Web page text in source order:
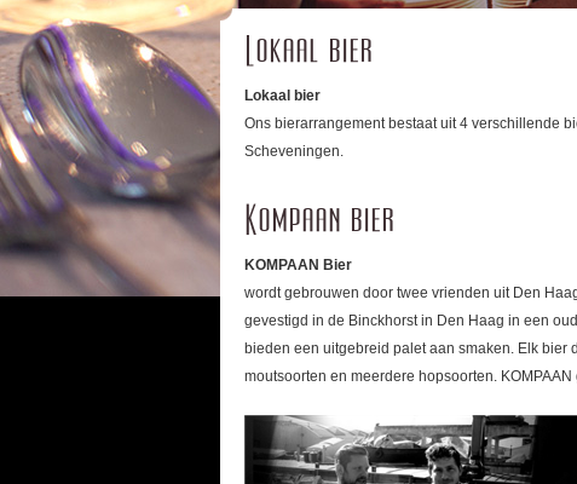
Lokaal bier
Lokaal bier
Ons bierarrangement bestaat uit 4 verschillende
Scheveningen.
Kompaan bier
KOMPAAN Bier
wordt gebrouwen door twee vrienden uit Den
gevestigd in de Binckhorst in Den Haag in een
bieden een uitgebreid palet aan smaken. Elk bier
moutsoorten en meerdere hopsoorten.